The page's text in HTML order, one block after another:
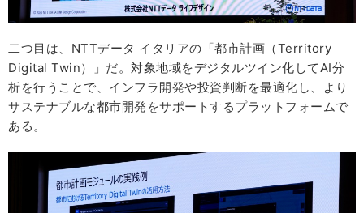
二つ目は、NTTデータ イタリアの「都市計画（Territory
Digital Twin）」だ。対象地域をデジタルツイン化してAI分
析を行うことで、インフラ開発や投資判断を最適化し、より
サステナブルな都市開発をサポートするプラットフォームで
ある。